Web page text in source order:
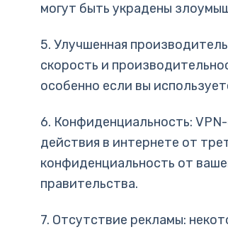
могут быть украдены
5. Улучшенная
скорость и
особенно если вы
6. Конфиденциальность:
действия в интернете от
конфиденциальность от
правительства.
7. Отсутствие рекламы: